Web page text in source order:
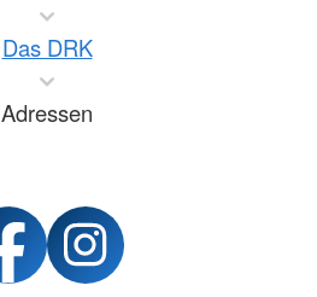
Das DRK
Adressen